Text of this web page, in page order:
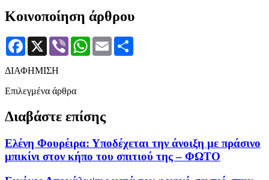
Κοινοποίηση άρθρου
Facebook
X Viber WhatsApp
Email
ΔΙΑΦΗΜΙΣΗ
Επιλεγμένα άρθρα
Διαβάστε επίσης
Ελένη Φουρέιρα: Υποδέχεται την άνοιξη με πράσινο
μπικίνι στον κήπο του σπιτιού της – ΦΩΤΟ